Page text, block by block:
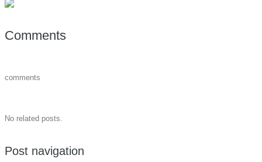
Comments
comments
No related posts.
Post navigation